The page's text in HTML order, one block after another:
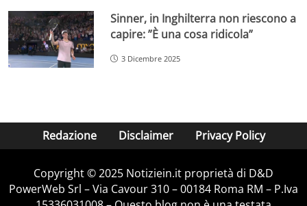
Sinner, in Inghilterra non riescono a
capire: ”È una cosa ridicola”
3 Dicembre 2025
Redazione Disclaimer Privacy Policy
Copyright © 2025 Notiziein.it proprietà di D&D
PowerWeb Srl – Via Cavour 310 – 00184 Roma RM – P.Iva